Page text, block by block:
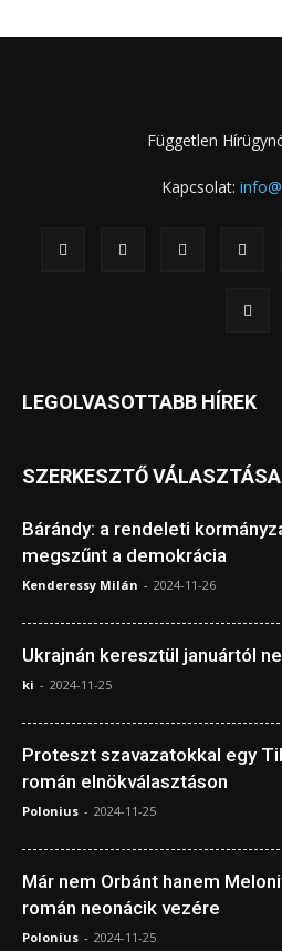
Független
Kapcsolat:
LEGOLVASOTTABB HÍREK
SZERKESZTŐ VÁLASZTÁSA
Bárándy: a rendeleti
megszűnt a demokrácia
Kenderessy Milán - 2024-11-26
Ukrajnán keresztül januártól
ki - 2024-11-25
Proteszt szavazatokkal egy
román elnökválasztáson
Polonius - 2024-11-25
Már nem Orbánt hanem
román neonácik vezére
Polonius - 2024-11-25